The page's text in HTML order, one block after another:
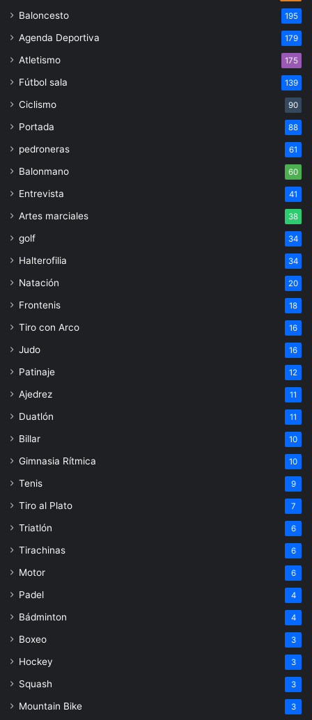
Baloncesto 195
Agenda Deportiva 179
Atletismo 175
Fútbol sala 139
Ciclismo 90
Portada 88
pedroneras 61
Balonmano 60
Entrevista 41
Artes marciales 38
golf 34
Halterofilia 34
Natación 20
Frontenis 18
Tiro con Arco 16
Judo 16
Patinaje 12
Ajedrez 11
Duatlón 11
Billar 10
Gimnasia Rítmica 10
Tenis 9
Tiro al Plato 7
Triatlón 6
Tirachinas 6
Motor 6
Padel 4
Bádminton 4
Boxeo 3
Hockey 3
Squash 3
Mountain Bike 3